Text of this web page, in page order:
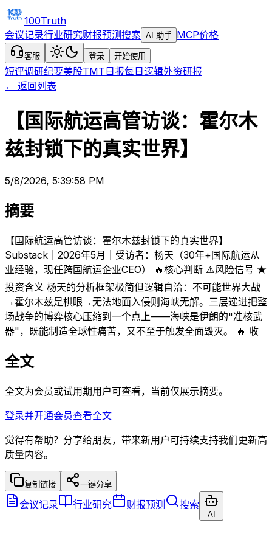
100Truth
会议记录行业研究财报预测搜索 AI 助手 MCP价格
客服 登录 开始使用
短评调研纪要美股TMT日报每日逻辑外资研报
← 返回列表
【国际航运高管访谈：霍尔木
兹封锁下的真实世界】
5/8/2026, 5:39:58 PM
摘要
【国际航运高管访谈：霍尔木兹封锁下的真实世界】
Substack｜2026年5月｜受访者：杨天（30年+国际航运从
业经验，现任跨国航运企业CEO） 🔥核心判断 ⚠️风险信号 ★
投资含义 杨天的分析框架极简但逻辑自洽：不可能世界大战
→霍尔木兹是棋眼→无法地面入侵则海峡无解。三层递进把整
场战争的博弈核心压缩到一个点上——海峡是伊朗的"准核武
器"，既能制造全球性痛苦，又不至于触发全面毁灭。 🔥 收
全文
全文为会员或试用期用户可查看，当前仅展示摘要。
登录并开通会员查看全文
觉得有帮助？分享给朋友，带来新用户可持续支持我们更新高
质量内容。
复制链接 一键分享
会议记录 行业研究 财报预测 搜索
AI